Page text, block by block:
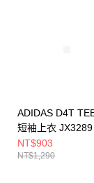
ADIDAS D4T
短袖上衣 JX3289
NT$903
NT$1,290